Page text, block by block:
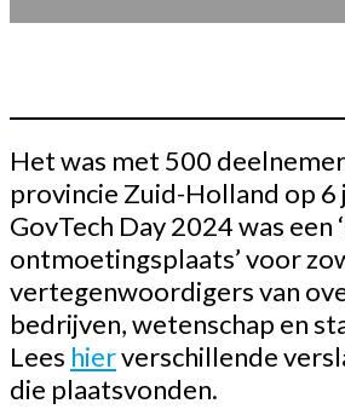
Het was met 500
provincie Zuid-Holland op 6
GovTech Day 2024 was een
ontmoetingsplaats’ voor
vertegenwoordigers van
bedrijven, wetenschap en
Lees hierverschillende
die plaatsvonden.